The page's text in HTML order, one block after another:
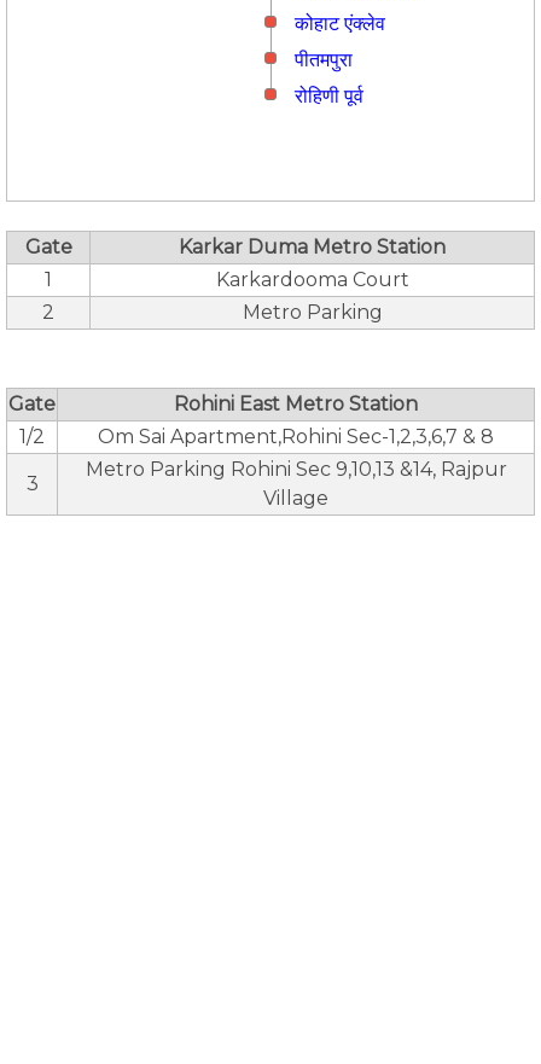
कोहाट एंक्लेव
पीतमपुरा
रोहिणी पूर्व
Gate
Karkar Duma Metro Station
1
Karkardooma Court
2
Metro Parking
Gate
Rohini East Metro Station
1/2
Om Sai Apartment,Rohini Sec-1,2,3,6,7 & 8
3
Metro Parking Rohini Sec 9,10,13 &14, Rajpur
Village